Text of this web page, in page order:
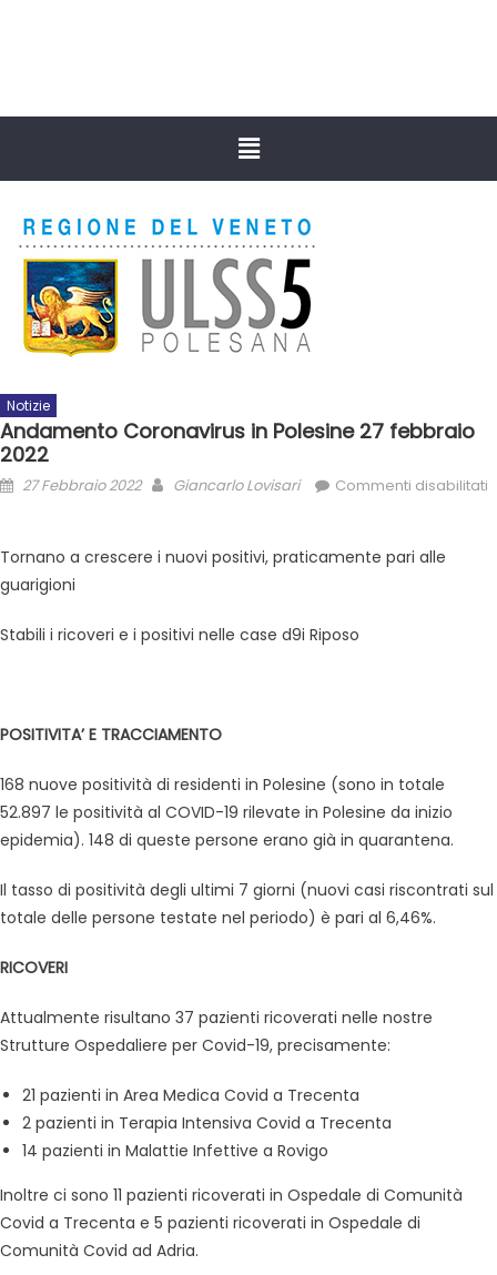
Notizie
Andamento Coronavirus in Polesine 27 febbraio
2022
27 Febbraio 2022 Giancarlo Lovisari Commenti disabilitati
Tornano a crescere i nuovi positivi, praticamente pari alle
guarigioni
Stabili i ricoveri e i positivi nelle case d9i Riposo
POSITIVITA’ E TRACCIAMENTO
168 nuove positività di residenti in Polesine (sono in totale
52.897 le positività al COVID-19 rilevate in Polesine da inizio
epidemia). 148 di queste persone erano già in quarantena.
Il tasso di positività degli ultimi 7 giorni (nuovi casi riscontrati sul
totale delle persone testate nel periodo) è pari al 6,46%.
RICOVERI
Attualmente risultano 37 pazienti ricoverati nelle nostre
Strutture Ospedaliere per Covid-19, precisamente:
21 pazienti in Area Medica Covid a Trecenta
2 pazienti in Terapia Intensiva Covid a Trecenta
14 pazienti in Malattie Infettive a Rovigo
Inoltre ci sono 11 pazienti ricoverati in Ospedale di Comunità
Covid a Trecenta e 5 pazienti ricoverati in Ospedale di
Comunità Covid ad Adria.